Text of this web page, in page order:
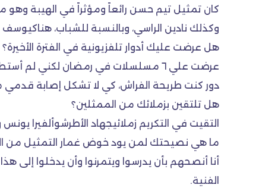
كان تمثيل تيم حسن رائعاً ومؤثراً في الهيبة
وكذلك نادين الراسي، وبالنسبة للشباب،
هل عرضت عليك أدوار تلفزيونية في الفترة الأخيرة؟
عرضت علي ٦ مسلسلات في رمضان لكني
دور كنت طريحة الفراش، كي لا تشكل إصابة قدمي
هل تلتقين بزملائك من الممثلين؟
التقيت في التكريم زملائيجهاد الأطرشوألفيرا
ما هي نصيحتك لمن يود خوض غمار التمثيل من
أنا أنصحهم بأن يدرسوا ويتمرنوا وأن يدخلوا إلى
الفنية.